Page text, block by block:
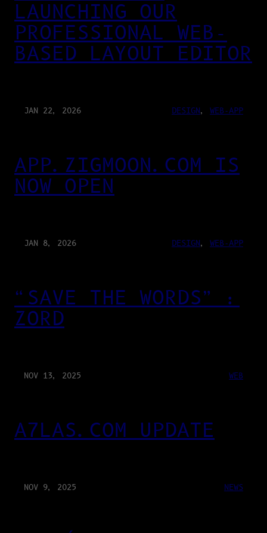
LAUNCHING OUR
PROFESSIONAL WEB-
BASED LAYOUT EDITOR
JAN 22, 2026 DESIGN, WEB-APP
APP.ZIGMOON.COM IS
NOW OPEN
JAN 8, 2026 DESIGN, WEB-APP
“SAVE THE WORDS” :
ZORD
NOV 13, 2025 WEB
A7LAS.COM UPDATE
NOV 9, 2025 NEWS